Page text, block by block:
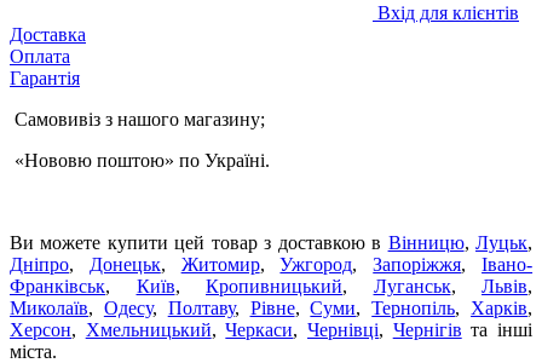
Вхід для клієнтів
Доставка
Оплата
Гарантія
Самовивіз з нашого магазину;
«Нововю поштою» по Україні.
Ви можете купити цей товар з доставкою в Вінницю,Луцьк,
Дніпро, Донецьк, Житомир,Ужгород,Запоріжжя,Івано-
Франківськ, Київ, Кропивницький, Луганськ, Львів,
Миколаїв, Одесу, Полтаву, Рівне,Суми,Тернопіль, Харків,
Херсон, Хмельницький,Черкаси,Чернівці, Чернігів та інші
міста.